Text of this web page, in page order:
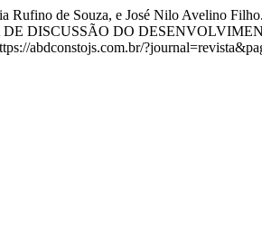
Rufino de Souza, e José Nilo Avelino
DISCUSSÃO DO
abdconstojs.com.br/